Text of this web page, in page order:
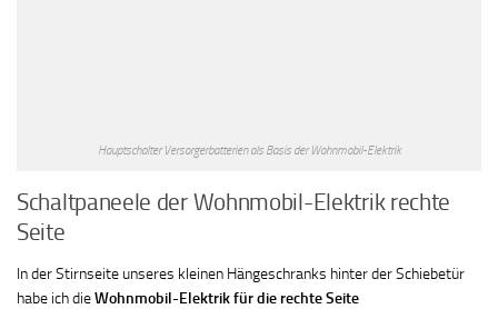
Hauptschalter Versorgerbatterien als Basis der Wohnmobil-Elektrik
Schaltpaneele der Wohnmobil-Elektrik rechte
Seite
In der Stirnseite unseres kleinen Hängeschranks hinter der Schiebetür
habe ich dieWohnmobil-Elektrik für die rechte Seite